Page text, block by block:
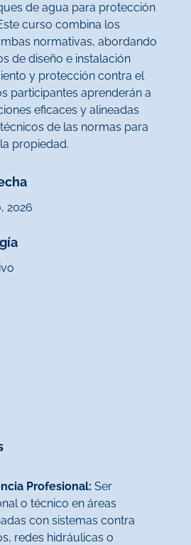
de agua para protección
curso combina los
normativas, abordando
de diseño e instalación
y protección contra el
participantes aprenderán a
eficaces y alineadas
de las normas para
propiedad.
2026
Profesional: Ser
o técnico en áreas
con sistemas contra
redes hidráulicas o